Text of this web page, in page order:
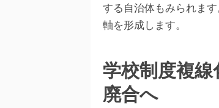
する自治体もみられま
軸を形成します。
学校制度複
廃合へ